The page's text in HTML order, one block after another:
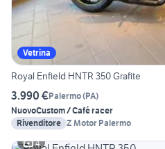
Vetrina
Royal Enfield HNTR 350 Grafite
3.990 €Palermo(PA)
NuovoCustom / Café racer
Rivenditore Z Motor Palermo
4